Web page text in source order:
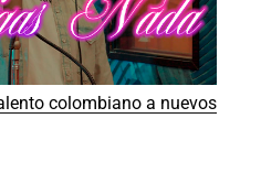
colombiano a nuevos